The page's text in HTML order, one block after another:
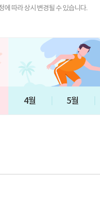
따라 상시 변경될 수 있습니다.
4월 5월